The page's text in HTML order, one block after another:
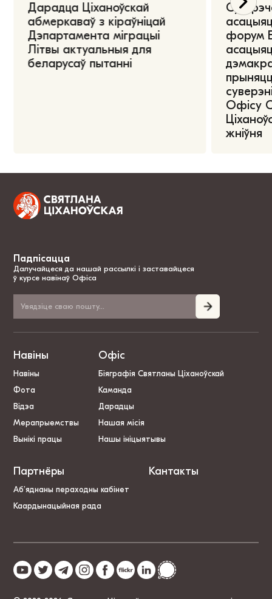
Дарадца Ціханоўскай
абмеркаваў з кіраўніцай
Дэпартамента міграцыі
Літвы актуальныя для
беларусаў пытанні
форум
Офісу
жніўня
Падпісацца
Далучайцеся да нашай рассылкі і заставайцеся
ў курсе навінаў Офіса
Навіны
Навіны
Фота
Відэа
Мерапрыемствы
Вынікі працы
Офіс
Біяграфія Святланы Ціханоўскай
Каманда
Дарадцы
Нашая місія
Нашы ініцыятывы
Партнёры
Аб’яднаны пераходны кабінет
Каардынацыйная рада
Кантакты